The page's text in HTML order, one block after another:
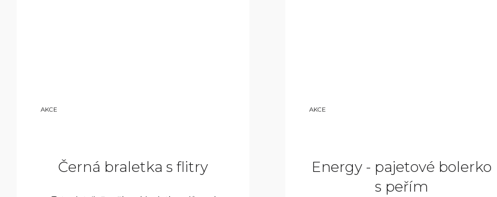
AKCE
Černá braletka s flitry
AKCE
Energy - pajetové bolerko
s peřím